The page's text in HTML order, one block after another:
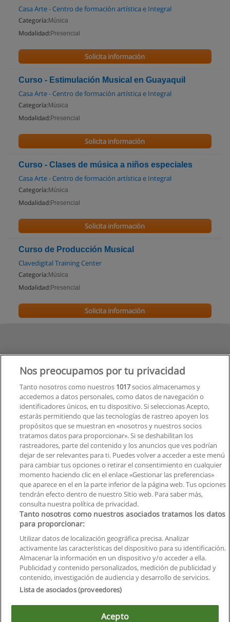
Casa Arte - Centro de formación artística e Integral
Categoría: Música
Modalidad: Presencial
Solicita información
Curso - Estimulación Musical en Guayaquil
Casa Arte - Centro de formación artística e Integral
Categoría: Música
Modalidad: Presencial
Solicita información
Curso - Clases de música a niños especiales
Casa Arte - Centro de formación artística e Integral
Categoría: Música
Modalidad: Presencial
Solicita información
Curso de Producción Musical
Clavedigital Training Center
Categoría: Música
Modalidad: Presencial
Solicita información
Reglas de uso
Privacidad de datos
Nos preocupamos por tu privacidad
Tanto nosotros como nuestros 1017socios almacenamos y
accedemos a datos personales, como datos de navegación o
identificadores únicos, en tu dispositivo. Si seleccionas Acepto,
estarás permitiendo que las tecnologías de rastreo apoyen los
propósitos que se muestran en «nosotros y nuestros socios
tratamos datos para proporcionar». Si se deshabilitan los
rastreadores, parte del contenido y los anuncios que ves podrían
dejar de ser relevantes para ti. Puedes volver a acceder a este menú
para cambiar tus opciones o retirar el consentimiento en cualquier
momento haciendo clic en el enlace «Gestionar las preferencias»
que aparece en el en la parte inferior de la página web. Tus opciones
tendrán efecto dentro de nuestro Sitio web. Para saber más,
consulta nuestra política de privacidad.
Tanto nosotros como nuestros asociados tratamos los datos
para proporcionar:
Utilizar datos de localización geográfica precisa. Analizar
activamente las características del dispositivo para su identificación.
Almacenar la información en un dispositivo y/o acceder a ella.
Publicidad y contenido personalizados, medición de publicidad y
contenido, investigación de audiencia y desarrollo de servicios.
Lista de asociados (proveedores)
Acepto